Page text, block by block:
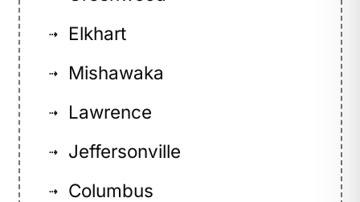
⇢ Elkhart
⇢ Mishawaka
⇢ Lawrence
⇢ Jeffersonville
⇢ Columbus